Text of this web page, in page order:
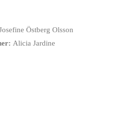
Östberg Olsson
Alicia Jardine